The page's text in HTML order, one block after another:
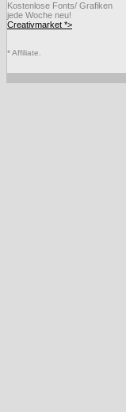
Kostenlose Fonts/ Grafiken
jede Woche neu!
Creativmarket *>
* Affiliate.